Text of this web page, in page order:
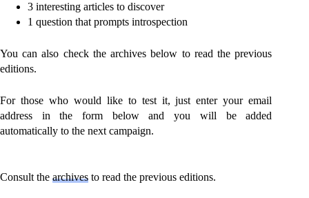
3 interesting articles to discover
1 question that prompts introspection
You can also check the archives below to read the previous
editions.
For those who would like to test it, just enter your email
address in the form below and you will be added
automatically to the next campaign.
Consult the archives to read the previous editions.